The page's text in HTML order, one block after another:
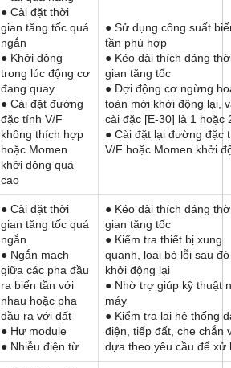
● Cài đặt thời
gian tăng tốc quá
ngắn
● Khởi động
trong lúc động cơ
đang quay
● Cài đặt đường
đặc tính V/F
không thích hợp
hoặc Momen
khởi động quá
cao
● Sử dụng công suất
tần phù hợp
● Kéo dài thích đáng
gian tăng tốc
● Đợi động cơ ngừng
toàn mới khởi động lại,
cài đặc [E-30] là 1 hoặc
● Cài đặt lại đường đặc
V/F hoặc Momen khởi
● Cài đặt thời
gian tăng tốc quá
ngắn
● Ngắn mạch
giữa các pha đầu
ra biến tần với
nhau hoặc pha
đầu ra với đất
● Hư module
● Nhiễu điện từ
● Kéo dài thích đáng
gian tăng tốc
● Kiểm tra thiết bị xung
quanh, loại bỏ lỗi sau đó
khởi động lại
● Nhờ trợ giúp kỹ thuật
máy
● Kiểm tra lại hệ thống
điện, tiếp đất, che chắn
dựa theo yêu cầu để xử